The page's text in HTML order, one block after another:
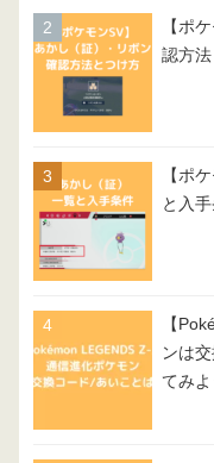
【ポ
認方法
【ポ
と入
【
ンは
てみよ